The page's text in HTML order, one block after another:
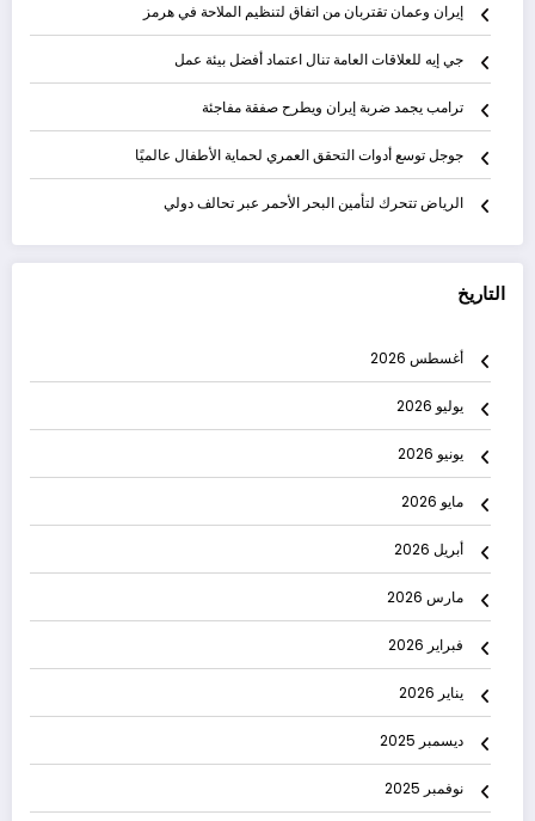
إيران وعمان تقتربان من اتفاق لتنظيم الملاحة في هرمز
جي إيه للعلاقات العامة تنال اعتماد أفضل بيئة عمل
ترامب يجمد ضربة إيران ويطرح صفقة مفاجئة
جوجل توسع أدوات التحقق العمري لحماية الأطفال عالميًا
الرياض تتحرك لتأمين البحر الأحمر عبر تحالف دولي
التاريخ
أغسطس 2026
يوليو 2026
يونيو 2026
مايو 2026
أبريل 2026
مارس 2026
فبراير 2026
يناير 2026
ديسمبر 2025
نوفمبر 2025